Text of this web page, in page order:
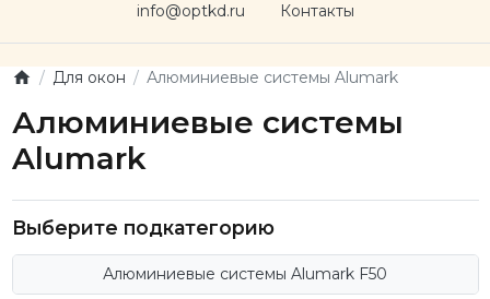
info@optkd.ru Контакты
Для окон Алюминиевые системы Alumark
Алюминиевые системы
Alumark
Выберите подкатегорию
Алюминиевые системы Alumark F50